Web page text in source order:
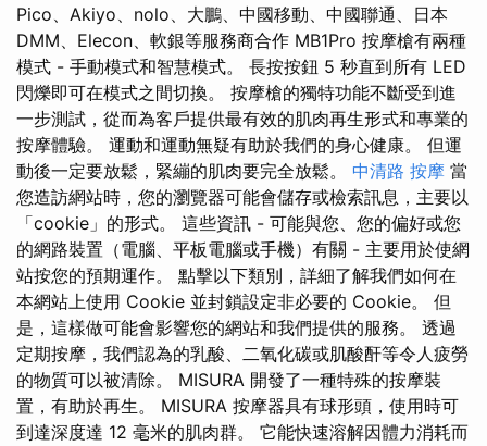
Pico、Akiyo、nolo、大鵬、中國移動、中國聯通、日本
DMM、Elecon、軟銀等服務商合作 MB1Pro 按摩槍有兩種
模式 - 手動模式和智慧模式。 長按按鈕 5 秒直到所有 LED
閃爍即可在模式之間切換。 按摩槍的獨特功能不斷受到進
一步測試，從而為客戶提供最有效的肌肉再生形式和專業的
按摩體驗。 運動和運動無疑有助於我們的身心健康。 但運
動後一定要放鬆，緊繃的肌肉要完全放鬆。 中清路 按摩 當
您造訪網站時，您的瀏覽器可能會儲存或檢索訊息，主要以
「cookie」的形式。 這些資訊 - 可能與您、您的偏好或您
的網路裝置（電腦、平板電腦或手機）有關 - 主要用於使網
站按您的預期運作。 點擊以下類別，詳細了解我們如何在
本網站上使用 Cookie 並封鎖設定非必要的 Cookie。 但
是，這樣做可能會影響您的網站和我們提供的服務。 透過
定期按摩，我們認為的乳酸、二氧化碳或肌酸酐等令人疲勞
的物質可以被清除。 MISURA 開發了一種特殊的按摩裝
置，有助於再生。 MISURA 按摩器具有球形頭，使用時可
到達深度達 12 毫米的肌肉群。 它能快速溶解因體力消耗而